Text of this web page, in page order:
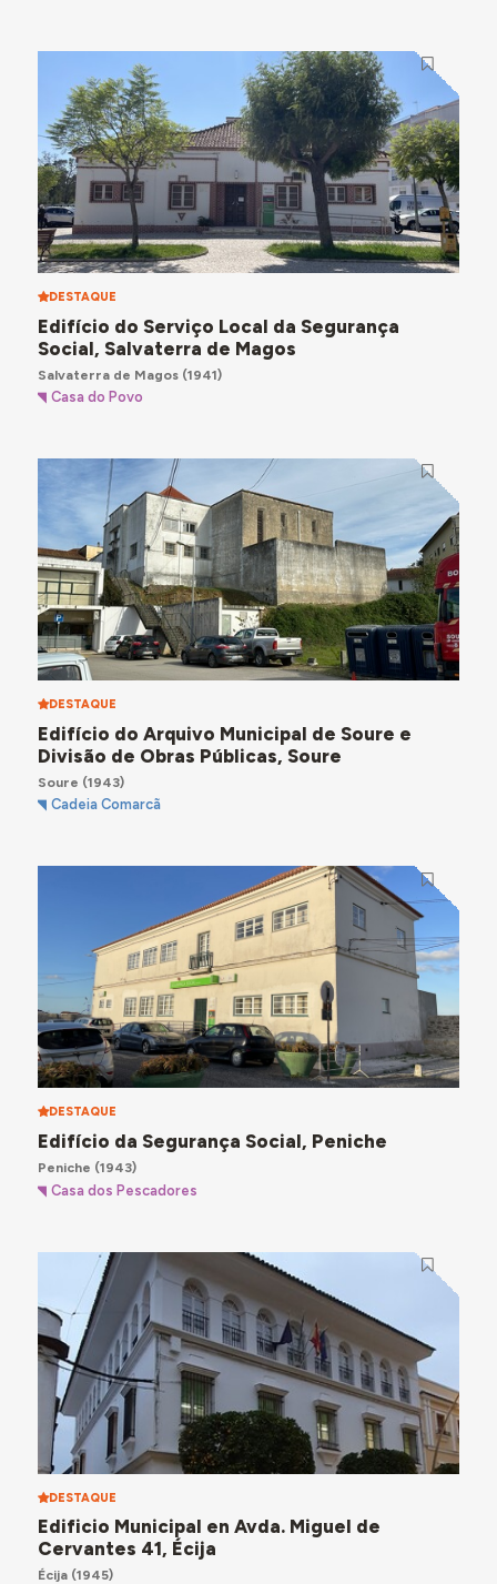
DESTAQUE
Edifício do Serviço Local da Segurança
Social, Salvaterra de Magos
Salvaterra de Magos(1941)
Casa do Povo
DESTAQUE
Edifício do Arquivo Municipal de Soure e
Divisão de Obras Públicas, Soure
Soure (1943)
Cadeia Comarcã
DESTAQUE
Edifício da Segurança Social, Peniche
Peniche (1943)
Casa dos Pescadores
DESTAQUE
Edificio Municipal en Avda. Miguel de
Cervantes 41, Écija
Écija(1945)